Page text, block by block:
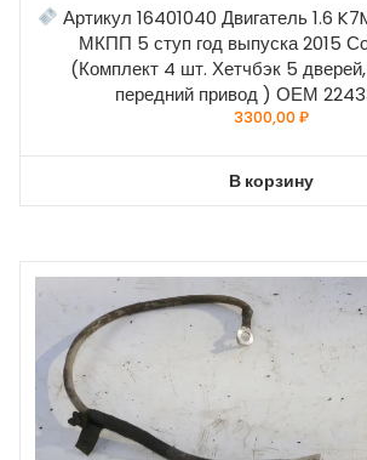
Артикул 16401040 Двигатель 1.6
МКПП 5 ступ год выпуска 2015
(Комплект 4 шт. Хетчбэк 5
передний привод ) ОЕМ
3300,00₽
В корзину